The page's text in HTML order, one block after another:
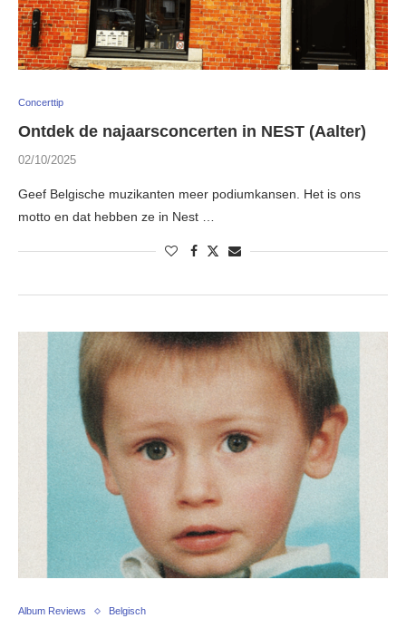
Concerttip
Ontdek de najaarsconcerten in NEST (Aalter)
02/10/2025
Geef Belgische muzikanten meer podiumkansen. Het is ons
motto en dat hebben ze in Nest …
Album Reviews Belgisch